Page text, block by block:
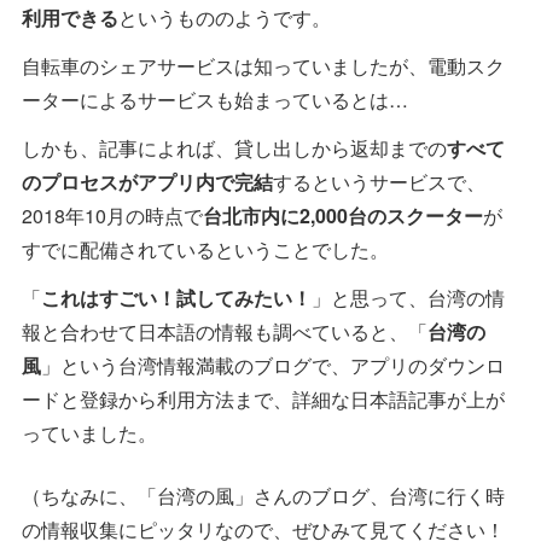
利用できるというもののようです。
自転車のシェアサービスは知っていましたが、電動スク
ーターによるサービスも始まっているとは…
しかも、記事によれば、貸し出しから返却までのすべて
のプロセスがアプリ内で完結するというサービスで、
2018年10月の時点で台北市内に2,000台のスクーターが
すでに配備されているということでした。
「これはすごい！試してみたい！ 」と思って、台湾の情
報と合わせて日本語の情報も調べていると、「台湾の
風 」という台湾情報満載のブログで、アプリのダウンロ
ードと登録から利用方法まで、詳細な日本語記事が上が
っていました。
（ちなみに、「台湾の風」さんのブログ、台湾に行く時
の情報収集にピッタリなので、ぜひみて見てください！